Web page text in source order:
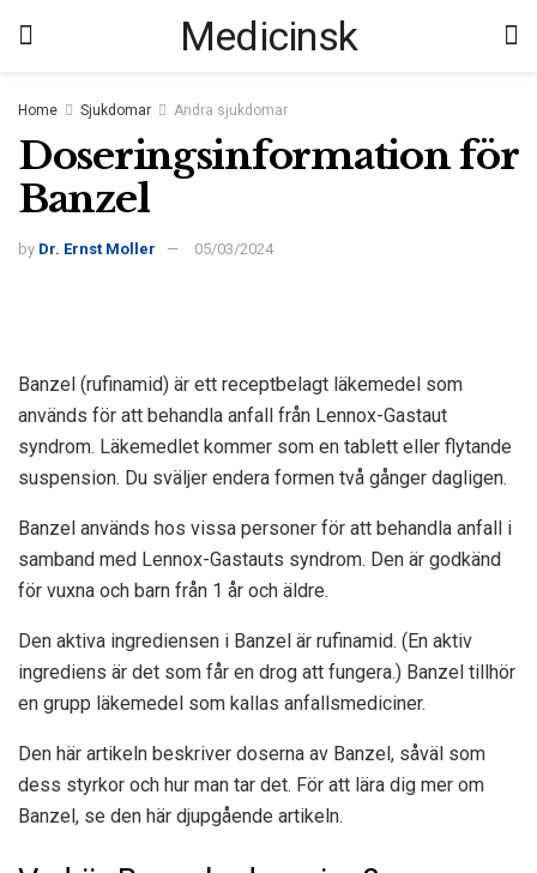
Medicinsk
Home Sjukdomar Andra sjukdomar
Doseringsinformation för
Banzel
by Dr. Ernst Moller 05/03/2024
Banzel (rufinamid) är ett receptbelagt läkemedel som
används för att behandla anfall från Lennox-Gastaut
syndrom. Läkemedlet kommer som en tablett eller flytande
suspension. Du sväljer endera formen två gånger dagligen.
Banzel används hos vissa personer för att behandla anfall i
samband med Lennox-Gastauts syndrom. Den är godkänd
för vuxna och barn från 1 år och äldre.
Den aktiva ingrediensen i Banzel är rufinamid. (En aktiv
ingrediens är det som får en drog att fungera.) Banzel tillhör
en grupp läkemedel som kallas anfallsmediciner.
Den här artikeln beskriver doserna av Banzel, såväl som
dess styrkor och hur man tar det. För att lära dig mer om
Banzel, se den här djupgående artikeln.